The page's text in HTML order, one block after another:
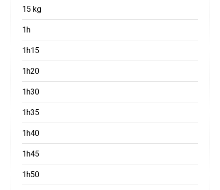
15 kg
1h
1h15
1h20
1h30
1h35
1h40
1h45
1h50